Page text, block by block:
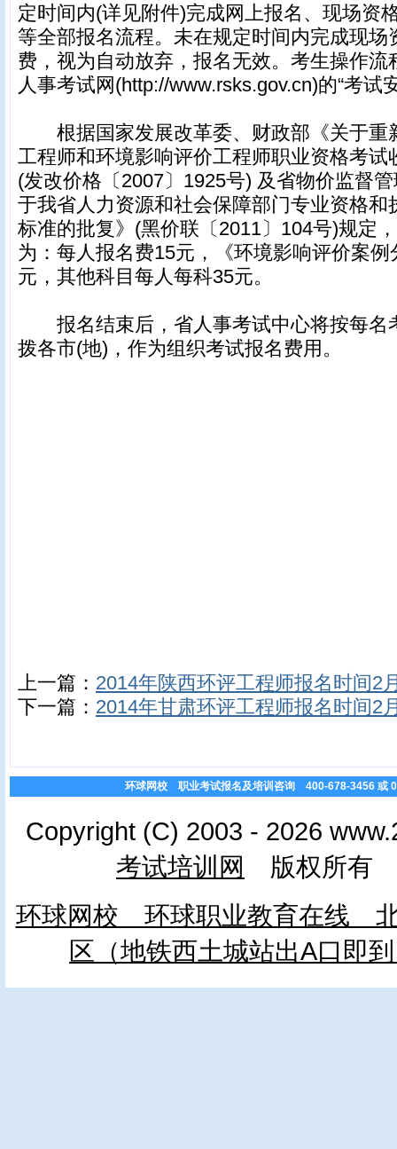
定时间内(详见附件)完成网上报名、现场资
等全部报名流程。未在规定时间内完成现场
费，视为自动放弃，报名无效。考生操作流
人事考试网(http://www.rsks.gov.cn)的“考试
根据国家发展改革委、财政部《关于重
工程师和环境影响评价工程师职业资格考试
(发改价格〔2007〕1925号) 及省物价监督
于我省人力资源和社会保障部门专业资格和
标准的批复》(黑价联〔2011〕104号)规定
为：每人报名费15元，《环境影响评价案
元，其他科目每人每科35元。
报名结束后，省人事考试中心将按每名
拨各市(地)，作为组织考试报名费用。
上一篇： 2014年陕西环评工程师报名时间2
下一篇： 2014年甘肃环评工程师报名时间2
环球网校 职业考试报名及培训咨询 400-678-3456 或
Copyright (C) 2003 - 2026
考试培训网
版权所有
环球网校 环球职业教育在线 北
区（地铁西土城站出A口即